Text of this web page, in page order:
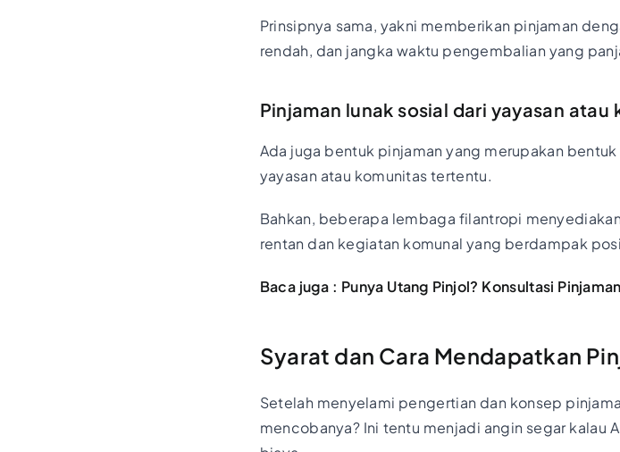
Prinsipnya sama, yakni memberikan pinjaman
rendah, dan jangka waktu pengembalian yang
Pinjaman lunak sosial dari yayasan atau
Ada juga bentuk pinjaman yang merupakan
yayasan atau komunitas tertentu.
Bahkan, beberapa lembaga filantropi
rentan dan kegiatan komunal yang berdampak
Baca juga : Punya Utang Pinjol? Konsultasi
Syarat dan Cara Mendapatkan
Setelah menyelami pengertian dan konsep
mencobanya? Ini tentu menjadi angin segar kalau